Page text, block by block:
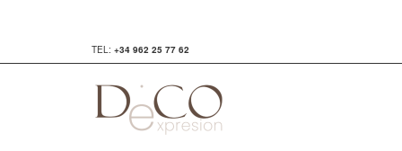
TEL: +34 962 25 77 62